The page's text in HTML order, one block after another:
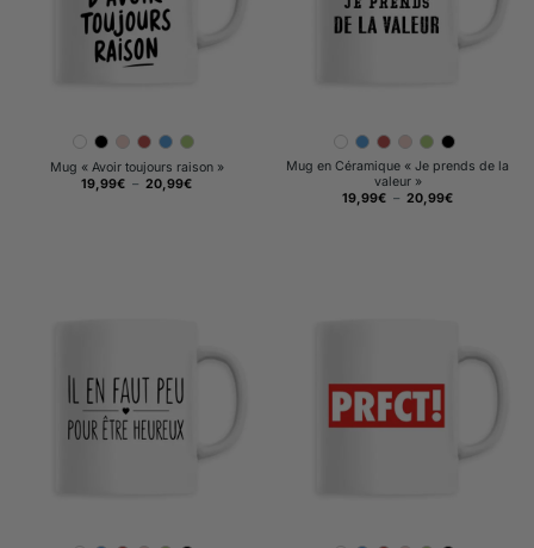
Mug « Avoir toujours raison »
19,99€ – 20,99€Plage
Mug en Céramique « Je prends de la
valeur »
19,99€ – 20,99€Plage